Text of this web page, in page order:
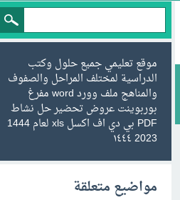
موقع تعليمي جميع حلول وكتب
الدراسية لمختلف المراحل والصفوف
والمناهج ملف وورد word مفرغ
بوربوينت عروض تحضير حل نشاط
PDF بي دي اف اكسل xls لعام 1444
2023 ١٤٤٤
مواضيع متعلقة